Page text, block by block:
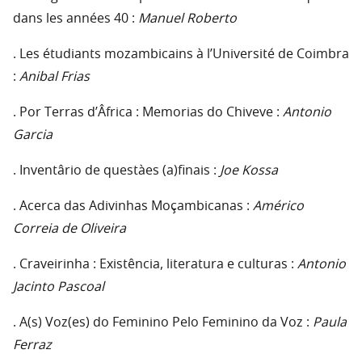
dans les années 40 : Manuel Roberto
. Les étudiants mozambicains à l’Université de Coimbra
: Anibal Frias
. Por Terras d’Âfrica : Memorias do Chiveve : Antonio
Garcia
. Inventârio de questàes (a)finais : Joe Kossa
. Acerca das Adivinhas Moçambicanas : Américo
Correia de Oliveira
. Craveirinha : Existência, literatura e culturas : Antonio
Jacinto Pascoal
. A(s) Voz(es) do Feminino Pelo Feminino da Voz : Paula
Ferraz